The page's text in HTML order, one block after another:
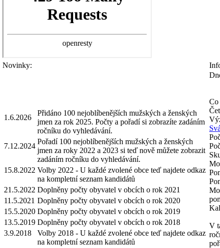
Novinky:
1.6.2026
Přidáno 100 nejoblíbenějších mužských a ženských
jmen za rok 2025. Počty a pořadí si zobrazíte zadáním
ročníku do vyhledávání.
7.12.2024
Pořadí 100 nejoblíbenějších mužských a ženských
jmen za roky 2022 a 2023 si teď nově můžete zobrazit
zadáním ročníku do vyhledávání.
15.8.2022 Volby 2022 - U každé zvolené obce teď najdete odkaz
na kompletní seznam kandidátů
21.5.2022 Doplněny počty obyvatel v obcích o rok 2021
11.5.2021 Doplněny počty obyvatel v obcích o rok 2020
15.5.2020 Doplněny počty obyvatel v obcích o rok 2019
13.5.2019 Doplněny počty obyvatel v obcích o rok 2018
3.9.2018
Volby 2018 - U každé zvolené obce teď najdete odkaz
na kompletní seznam kandidátů
Co
V